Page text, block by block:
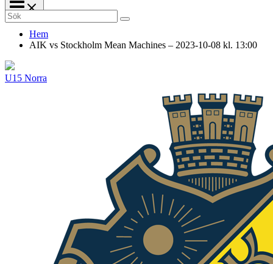
Search
for:
Hem
AIK vs Stockholm Mean Machines – 2023-10-08 kl. 13:00
U15 Norra